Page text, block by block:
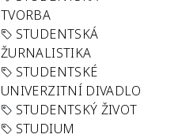
TVORBA
STUDENTSKÁ
ŽURNALISTIKA
STUDENTSKÉ
UNIVERZITNÍ DIVADLO
STUDENTSKÝ ŽIVOT
STUDIUM